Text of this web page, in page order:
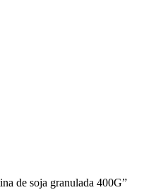
de soja granulada 400G”